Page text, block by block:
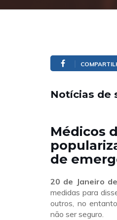
Notícias de
Médicos
de
20 de Janeiro
medidas para
outros, no
não ser seguro.